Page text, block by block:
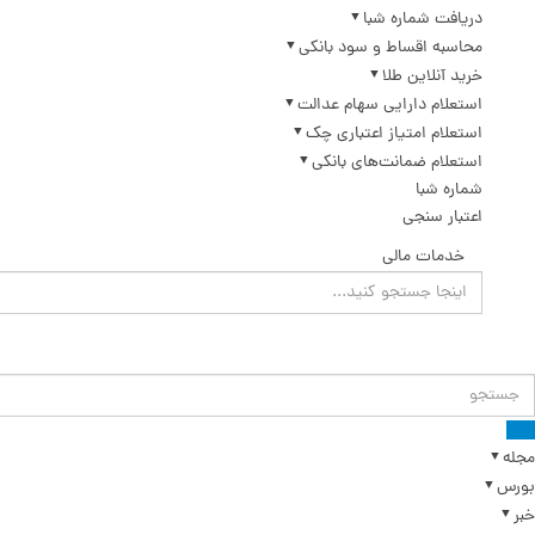
دریافت شماره شبا
محاسبه اقساط و سود بانکی
خرید آنلاین طلا
استعلام دارایی سهام عدالت
استعلام امتیاز اعتباری چک
استعلام ضمانت‌های بانکی
شماره شبا
اعتبار سنجی
خدمات مالی
مجله
بورس
خبر